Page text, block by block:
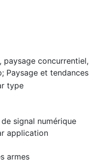
paysage
Paysage et
type
signal numérique
application
armes